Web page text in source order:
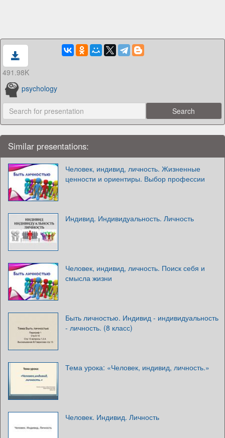
491.98K
psychology
Similar presentations:
Человек, индивид, личность. Жизненные
ценности и ориентиры. Выбор профессии
Индивид. Индивидуальность. Личность
Человек, индивид, личность. Поиск себя и
смысла жизни
Быть личностью. Индивид - индивидуальность
- личность. (8 класс)
Тема урока: «Человек, индивид, личность.»
Человек. Индивид. Личность